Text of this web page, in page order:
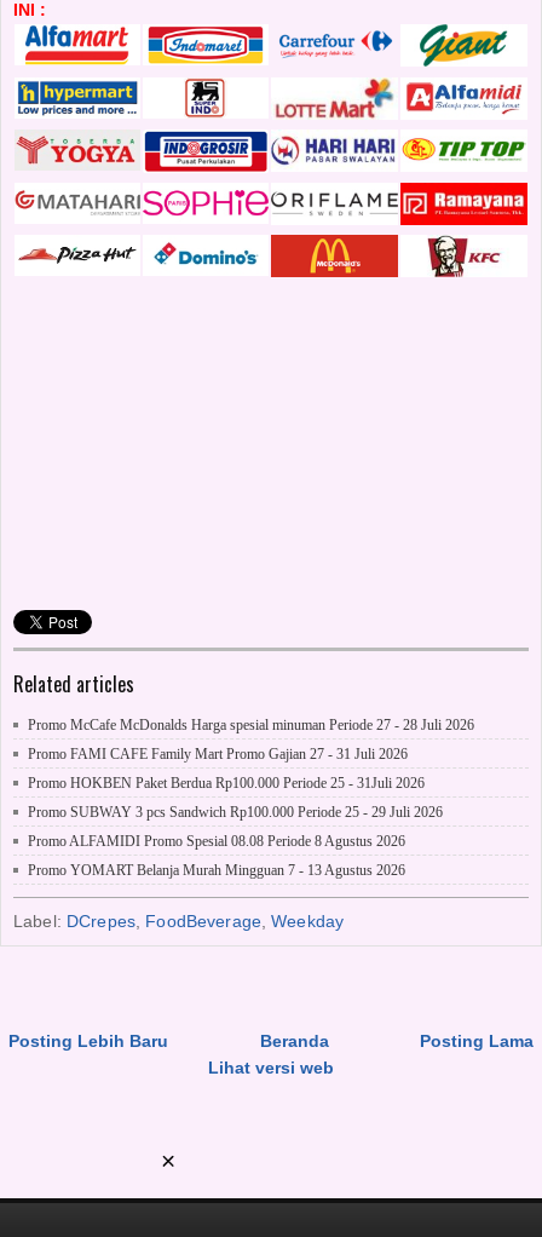
INI :
Related articles
Promo McCafe McDonalds Harga spesial minuman Periode 27 - 28 Juli 2026
Promo FAMI CAFE Family Mart Promo Gajian 27 - 31 Juli 2026
Promo HOKBEN Paket Berdua Rp100.000 Periode 25 - 31Juli 2026
Promo SUBWAY 3 pcs Sandwich Rp100.000 Periode 25 - 29 Juli 2026
Promo ALFAMIDI Promo Spesial 08.08 Periode 8 Agustus 2026
Promo YOMART Belanja Murah Mingguan 7 - 13 Agustus 2026
Label: DCrepes, FoodBeverage,Weekday
Posting Lebih Baru Posting Lama
Beranda
Lihat versi web